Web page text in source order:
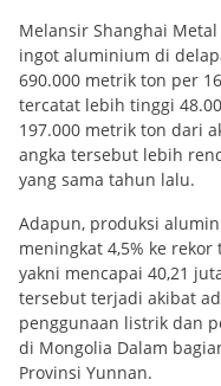
Melansir Shanghai
ingot aluminium di
690.000 metrik ton per
tercatat lebih tinggi
197.000 metrik ton dari
angka tersebut lebih
yang sama tahun lalu.
Adapun, produksi
meningkat 4,5% ke
yakni mencapai 40,21
tersebut terjadi akibat
penggunaan listrik dan
di Mongolia Dalam
Provinsi Yunnan.